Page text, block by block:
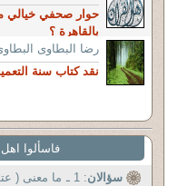
حوار صحفي خيالي
بالقاهرة ؟
رضا البطاوى
نقد كتاب سنة
فاسألوا اهل
سؤالان